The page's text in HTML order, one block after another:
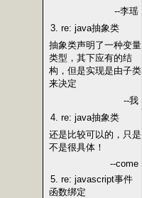
--李瑶
3. re: java抽象类
抽象类声明了一种变量
类型，其下应有的结
构，但是实现是由子类
来决定
--我
4. re: java抽象类
还是比较可以的，只是
不是很具体！
--come
5. re: javascript事件
函数绑定